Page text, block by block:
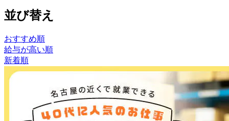
並び替え
おすすめ順
給与が高い順
新着順